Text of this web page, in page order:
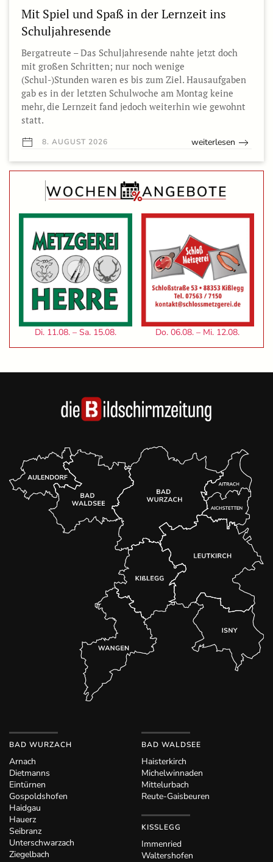
Mit Spiel und Spaß in der Lernzeit ins
Schuljahresende
Bergatreute – Das Schuljahresende nahte jetzt doch
mit großen Schritten; nur noch wenige
(Schul-)Stunden waren es bis zum Ziel. Hausaufgaben
gab es in der letzten Schulwoche am Montag keine
mehr, die Lernzeit fand jedoch weiterhin wie gewohnt
statt.
8. AUGUST 2026 weiterlesen
Di. 11.08. – Sa. 15.08. Do. 06.08. – Mi. 12.08.
BAD WURZACH
Arnach
Dietmanns
Eintürnen
Gospoldshofen
Haidgau
Hauerz
Seibranz
Unterschwarzach
Ziegelbach
BAD WALDSEE
Haisterkirch
Michelwinnaden
Mittelurbach
Reute-Gaisbeuren
KISSLEGG
Immenried
Waltershofen